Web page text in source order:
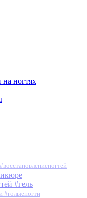
на ногтях
#восстановлениеногтей
#гель
#голыеногти